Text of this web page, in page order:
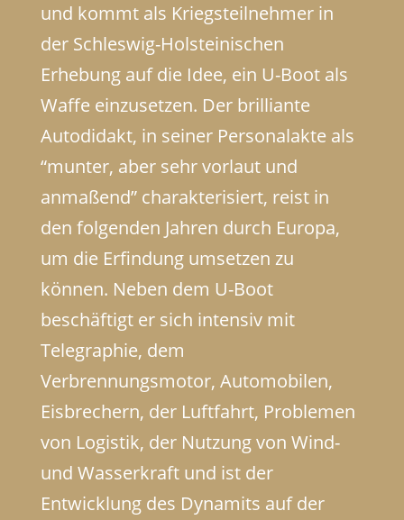
und kommt als Kriegsteilnehmer in
der Schleswig-Holsteinischen
Erhebung auf die Idee, ein U-Boot als
Waffe einzusetzen. Der brilliante
Autodidakt, in seiner Personalakte als
“munter, aber sehr vorlaut und
anmaßend” charakterisiert, reist in
den folgenden Jahren durch Europa,
um die Erfindung umsetzen zu
können. Neben dem U-Boot
beschäftigt er sich intensiv mit
Telegraphie, dem
Verbrennungsmotor, Automobilen,
Eisbrechern, der Luftfahrt, Problemen
von Logistik, der Nutzung von Wind-
und Wasserkraft und ist der
Entwicklung des Dynamits auf der